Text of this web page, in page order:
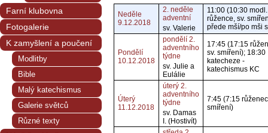
Neděle
9.12.2018
2. neděle
adventní
sv. Valerie
11:00 (10:30 modl.
růžence, sv.
přede mší/po mši
Pondělí
10.12.2018
pondělí 2.
adventního
týdne
sv. Julie a
Eulálie
17:45 (17:15
sv. smíření); 18:30
katecheze -
katechismus KC
Úterý
11.12.2018
úterý 2.
adventního
týdne
sv. Damas
I. (Hostivít)
7:45 (7:15
smíření)
Farní klubovna
Fotogalerie
K zamyšlení a poučení
Modlitby
Bible
Malý katechismus
Galerie světců
Různé texty